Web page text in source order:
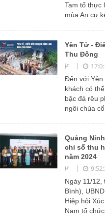
Tam tổ thực
mùa An cư
Yên Tử -
Thu Đông
Đến với Yên
khách có
bậc đá rêu
ngôi chùa
Quảng
chỉ số thu
năm 2024
Ngày 11/12,
Bình),
Hiệp hội
Nam tổ chức